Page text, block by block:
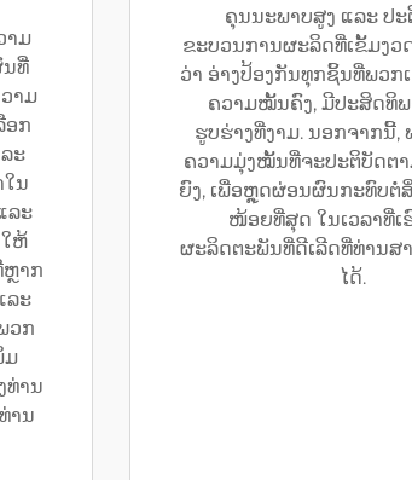
າມ
ນທີ່
າມ
ອກ
ະ
ນ
ລະ
ຫ້
ຫຼາກ
ລະ
ວກ
ມ
ທ່ານ
ານ
ຄຸນນະພາບສູງ ແລະ ປ
ຂະບວນການຜະລິດທີ່ເຂັ້ມງວ
ວ່າ ອ່າງປ້ອງກັນທຸກຊິ້ນທີ່ພວກ
ຄວາມໝັ້ນຄົງ, ມີປະສິດທິພ
ຮູບຮ່າງທີ່ງາມ. ນອກຈາກນີ້,
ຄວາມມຸ່ງໝັ້ນທີ່ຈະປະຕິບັດຕ
ຍົງ, ເພື່ອຫຼຸດຜ່ອນຜົນກະທົບຕໍ່
ໜ້ອຍທີ່ສຸດ ໃນເວລາທີ່ເ
ຜະລິດຕະພັນທີ່ດີເລີດທີ່ທ່ານສ
ໄດ້.